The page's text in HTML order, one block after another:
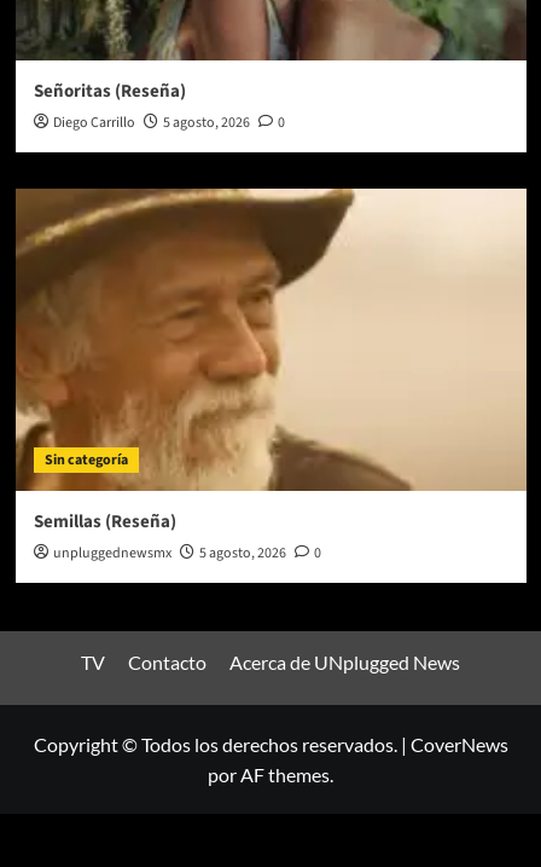
Señoritas (Reseña)
Diego Carrillo 5 agosto, 2026 0
Sin categoría
Semillas (Reseña)
unpluggednewsmx 5 agosto, 2026 0
TV Contacto Acerca de UNplugged News
Copyright © Todos los derechos reservados. | CoverNews
por AF themes.